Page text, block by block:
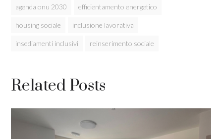
agenda onu 2030 efficientamento energetico
housing sociale inclusione lavorativa
insediamenti inclusivi reinserimento sociale
Related Posts